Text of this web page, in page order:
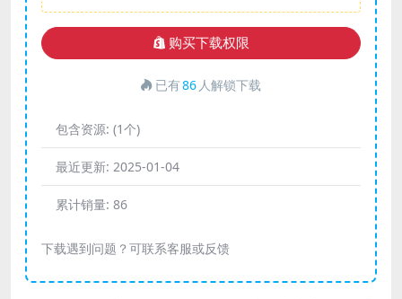
购买下载权限
已有86 人解锁下载
包含资源: (1个)
最近更新: 2025-01-04
累计销量: 86
下载遇到问题？可联系客服或反馈